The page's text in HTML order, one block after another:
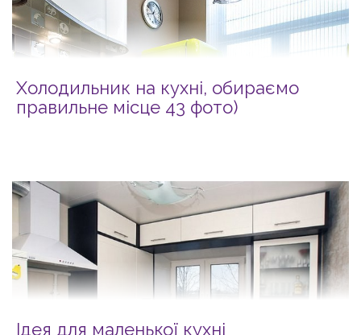
Холодильник на кухні, обираємо
правильне місце 43 фото)
Ідея для маленької кухні